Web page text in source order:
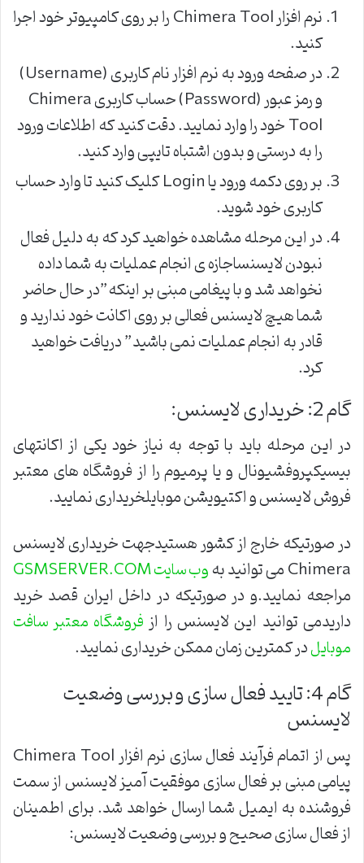
نرم افزار Chimera Tool را بر روی کامپیوتر خود اجرا
کنید.
در صفحه ورود به نرم افزار نام کاربری (Username)
و رمز عبور (Password) حساب کاربری Chimera
Tool خود را وارد نمایید. دقت کنید که اطلاعات ورود
را به درستی و بدون اشتباه تایپی وارد کنید.
بر روی دکمه ورود یا Login کلیک کنید تا وارد حساب
کاربری خود شوید.
در این مرحله مشاهده خواهید کرد که به دلیل فعال
نبودن لایسنساجازه ی انجام عملیات به شما داده
نخواهد شد و با پیغامی مبنی بر اینکه”در حال حاضر
شما هیچ لایسنس فعالی بر روی اکانت خود ندارید و
قادر به انجام عملیات نمی باشید” دریافت خواهید
کرد.
گام 2: خریداری لایسنس:
در این مرحله باید با توجه به نیاز خود یکی از اکانتهای
بیسیکپروفشیونال و یا پرمیوم را از فروشگاه های معتبر
فروش لایسنس و اکتیویشن موبایلخریداری نمایید.
در صورتیکه خارج از کشور هستیدجهت خریداری لایسنس
Chimera می توانید به
وب سایت GSMSERVER.COM
مراجعه نمایید.و در صورتیکه در داخل ایران قصد خرید
داریدمی توانید این لایسنس را ازفروشگاه معتبر سافت
موبایلدر کمترین زمان ممکن خریداری نمایید.
گام 4: تایید فعال سازی و بررسی وضعیت
لایسنس
پس از اتمام فرآیند فعال سازی نرم افزار Chimera Tool
پیامی مبنی بر فعال سازی موفقیت آمیز لایسنس از سمت
فروشنده به ایمیل شما ارسال خواهد شد. برای اطمینان
از فعال سازی صحیح و بررسی وضعیت لایسنس: